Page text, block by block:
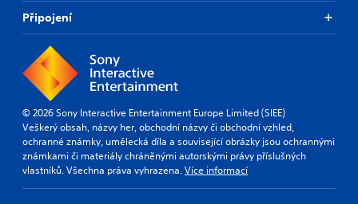
Připojení
© 2026 Sony Interactive Entertainment Europe Limited (SIEE)
Veškerý obsah, názvy her, obchodní názvy či obchodní vzhled,
ochranné známky, umělecká díla a související obrázky jsou ochrannými
známkami či materiály chráněnými autorskými právy příslušných
vlastníků. Všechna práva vyhrazena.Více informací